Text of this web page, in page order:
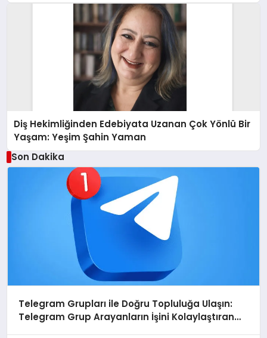
Diş Hekimliğinden Edebiyata Uzanan Çok Yönlü Bir
Yaşam: Yeşim Şahin Yaman
Son Dakika
Telegram Grupları ile Doğru Topluluğa Ulaşın:
Telegram Grup Arayanların İşini Kolaylaştıran